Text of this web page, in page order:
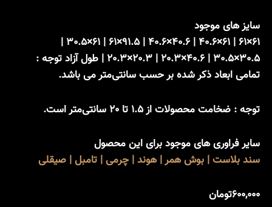
سایز های موجود
61×61 | 61×40.6 | 40.6×40.6 | 91.5×61 | 61×30.5 |
30.5×30.5 | 40.6×20.3 | 20.3×20.3 | طول آزاد توجه :
تمامی ابعاد ذکر شده بر حسب سانتی‌متر می باشد.
توجه : ضخامت محصولات از 1.5 تا 20 سانتی‌متر است.
سایر فراوری های موجود برای این محصول
سند بلاست | بوش همر | هوند | چرمی | تامبل | صیقلی
۶۰۰,۰۰۰تومان